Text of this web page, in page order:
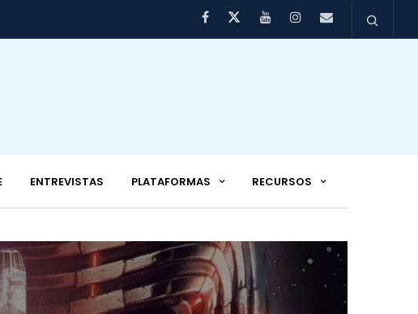
ENTREVISTAS PLATAFORMAS RECURSOS